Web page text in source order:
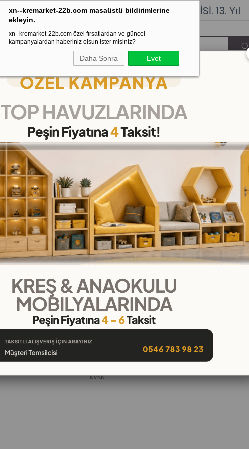
xn--kremarket-22b.com masaüstü bildirimlerine
ekleyin.
xn--kremarket-22b.com özel fırsatlardan ve güncel
kampanyalardan haberiniz olsun ister misiniz?
Daha Sonra Evet
Stoktan Gönderim.% 100İADEGARANTİSİ. 13. Yıl
Kaydırak Salıncak Tahterevalli Çok Satanlar
KURUMSAL
Hakkımızda
İletişim
Banka Hesap Numaraları
Gizlilik ve Güvenlik
Garanti ve İade
KVKK